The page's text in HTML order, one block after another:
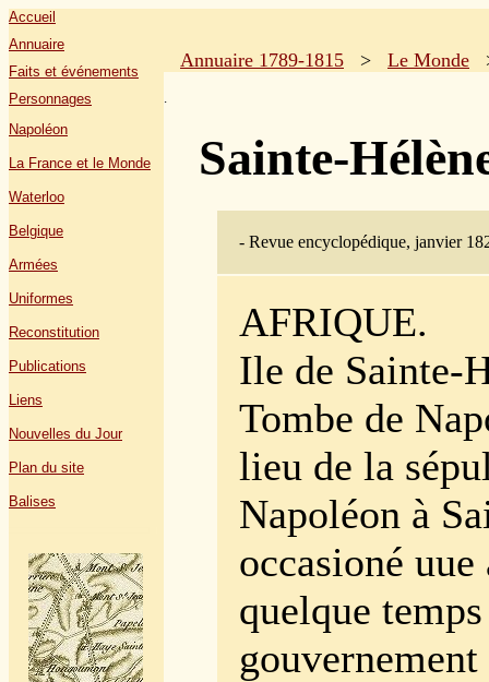
Accueil
Annuaire
Faits et événements
Personnages
Napoléon
La France et le Monde
Waterloo
Belgique
Armées
Uniformes
Reconstitution
Publications
Liens
Nouvelles du Jour
Plan du site
Balises
Annuaire 1789-1815 > Le Monde
.
Sainte-
- Revue encyclopédique, janvier
AFRIQUE.
Ile de Sainte-
Tombe de
lieu de la
Napoléon à
occasioné
quelque